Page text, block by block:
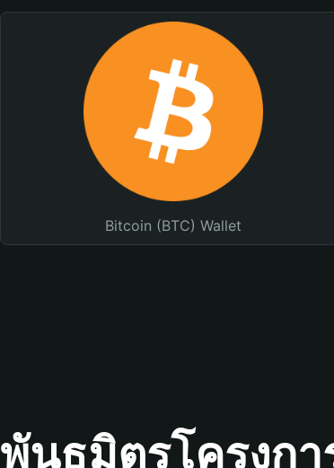
Bitcoin (BTC) Wallet
พันธมิตรโครงกา